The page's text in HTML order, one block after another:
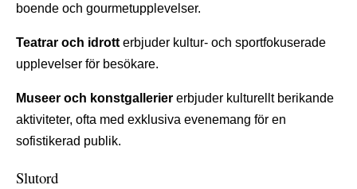
boende och gourmetupplevelser.
Teatrar och idrott erbjuder kultur- och sportfokuserade
upplevelser för besökare.
Museer och konstgallerier erbjuder kulturellt berikande
aktiviteter, ofta med exklusiva evenemang för en
sofistikerad publik.
Slutord